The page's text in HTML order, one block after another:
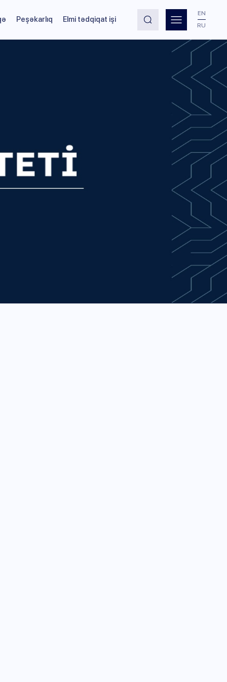
Peşəkarlıq Elmi tədqiqat işi
EN
RU